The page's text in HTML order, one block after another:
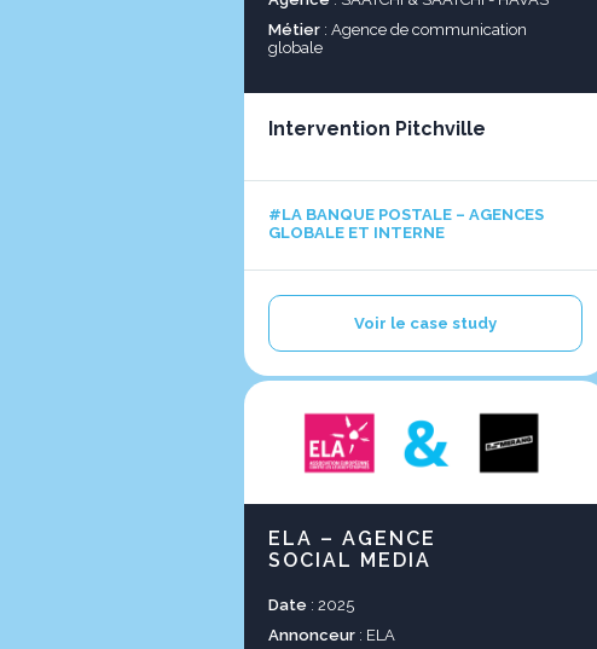
Métier : Agence de communication
globale
Intervention Pitchville
#LA BANQUE POSTALE – AGENCES
GLOBALE ET INTERNE
Voir le case study
ELA – AGENCE
SOCIAL MEDIA
Date : 2025
Annonceur : ELA